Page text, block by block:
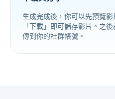
生成完成後，你可以先預覽
「下載」即可儲存影片。之
傳到你的社群帳號。